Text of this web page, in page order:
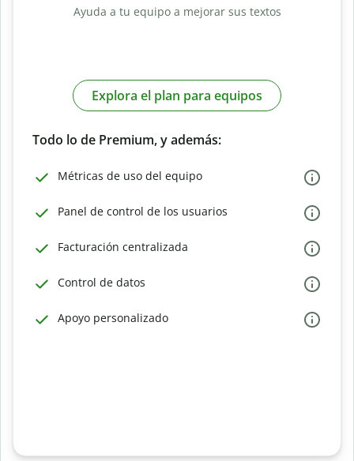
Ayuda a tu equipo a mejorar sus textos
Explora el plan para equipos
Todo lo de Premium, y además:
Métricas de uso del equipo
Panel de control de los usuarios
Facturación centralizada
Control de datos
Apoyo personalizado